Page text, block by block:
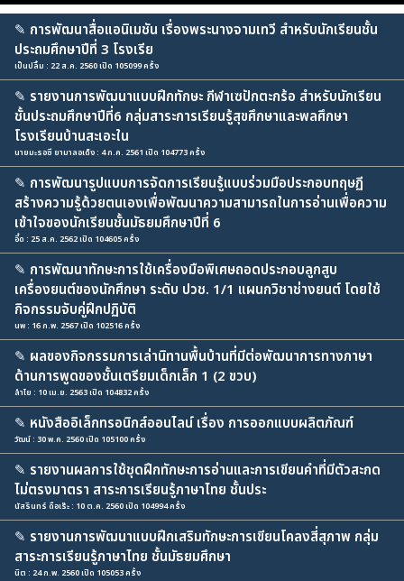
✎ การพัฒนาสื่อแอนิเมชัน เรื่องพระนางจามเทวี สำหรับนักเรียนชั้น
ประถมศึกษาปีที่ 3 โรงเรีย
เป็นปลื้ม : 22 ส.ค. 2560 เปิด 105099 ครั้ง
✎ รายงานการพัฒนาแบบฝึกทักษะ กีฬาเซปักตะกร้อ สำหรับนักเรียน
ชั้นประถมศึกษาปีที่6 กลุ่มสาระการเรียนรู้สุขศึกษาและพลศึกษา
โรงเรียนบ้านสะเอะใน
นายมะรอซี ยามาลอเด็ง : 4 ก.ค. 2561 เปิด 104773 ครั้ง
✎ การพัฒนารูปแบบการจัดการเรียนรู้แบบร่วมมือประกอบทฤษฏี
สร้างความรู้ด้วยตนเองเพื่อพัฒนาความสามารถในการอ่านเพื่อความ
เข้าใจของนักเรียนชั้นมัธยมศึกษาปีที่ 6
อี๋ด : 25 ส.ค. 2562 เปิด 104605 ครั้ง
✎ การพัฒนาทักษะการใช้เครื่องมือพิเศษถอดประกอบลูกสูบ
เครื่องยนต์ของนักศึกษา ระดับ ปวช. 1/1 แผนกวิชาช่างยนต์ โดยใช้
กิจกรรมจับคู่ฝึกปฏิบัติ
นพ : 16 ก.พ. 2567 เปิด 102516 ครั้ง
✎ ผลของกิจกรรมการเล่านิทานพื้นบ้านที่มีต่อพัฒนาการทางภาษา
ด้านการพูดของชั้นเตรียมเด็กเล็ก 1 (2 ขวบ)
ลำไย : 10 เม.ย. 2563 เปิด 104832 ครั้ง
✎ หนังสืออิเล็กทรอนิกส์ออนไลน์ เรื่อง การออกแบบผลิตภัณฑ์
วัฒน์ : 30 พ.ค. 2560 เปิด 105100 ครั้ง
✎ รายงานผลการใช้ชุดฝึกทักษะการอ่านและการเขียนคำที่มีตัวสะกด
ไม่ตรงมาตรา สาระการเรียนรู้ภาษาไทย ชั้นประ
นัสรินทร์ ดือเร๊ะ : 10 ต.ค. 2560 เปิด 104994 ครั้ง
✎ รายงานการพัฒนาแบบฝึกเสริมทักษะการเขียนโคลงสี่สุภาพ กลุ่ม
สาระการเรียนรู้ภาษาไทย ชั้นมัธยมศึกษา
นิต : 24 ก.พ. 2560 เปิด 105053 ครั้ง